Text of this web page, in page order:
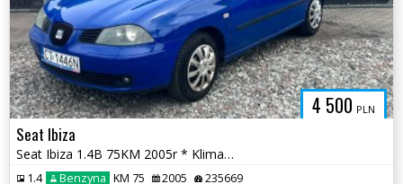
4 500 PLN
Seat Ibiza
Seat Ibiza 1.4B 75KM 2005r * Klimatyzacja Elektryka szyb Zadbana *
1.4 Benzyna KM 75 2005 235669